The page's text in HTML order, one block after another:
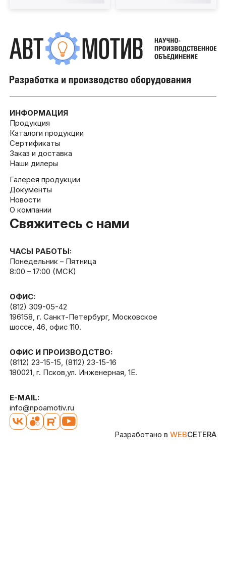
ИНФОРМАЦИЯ
Продукция
Каталоги продукции
Сертификаты
Заказ и доставка
Наши дилеры
Галерея продукции
Документы
Новости
О компании
Свяжитесь с нами
ЧАСЫ РАБОТЫ:
Понедельник – Пятница
8:00 – 17:00 (МСК)
ОФИС:
(812) 309-05-42
196158, г. Санкт-Петербург, Московское
шоссе, 46, офис 110.
ОФИС И ПРОИЗВОДСТВО:
(8112) 23-15-15, (8112) 23-15-16
180021, г. Псков,ул. Инженерная, 1Е.
E-MAIL:
info@npoamotiv.ru
Разработано вWEBCETERA